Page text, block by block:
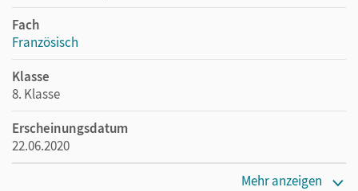
Fach
Französisch
Klasse
8. Klasse
Erscheinungsdatum
22.06.2020
Mehr anzeigen